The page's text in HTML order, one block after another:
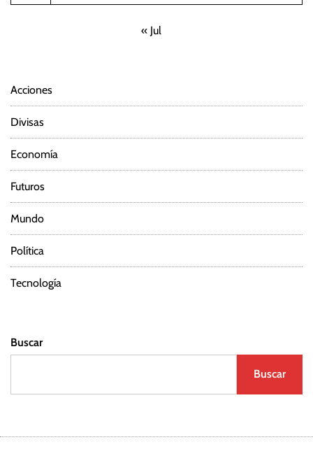
e
e
n
t
r
a
d
s
« Jul
Acciones
Divisas
Economía
Futuros
Mundo
Política
Tecnología
Buscar
Buscar